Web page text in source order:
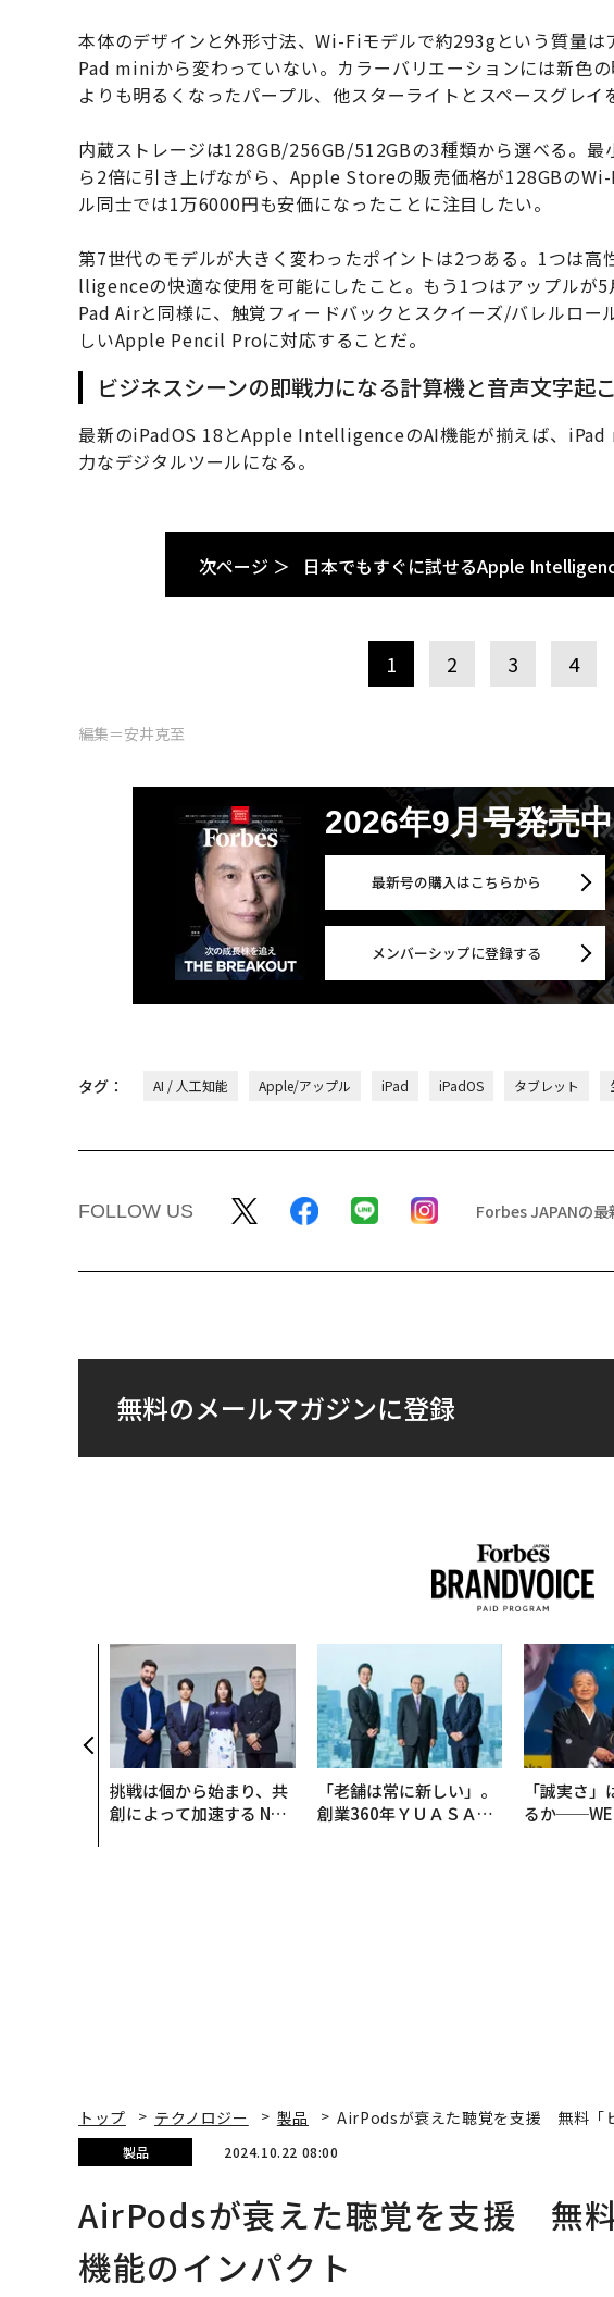
本体のデザインと外形寸法、Wi-Fiモデルで約293gという質量
Pad miniから変わっていない。カラーバリエーションには新色
よりも明るくなったパープル、他スターライトとスペースグレイ
内蔵ストレージは128GB/256GB/512GBの3種類から選べる。
ら2倍に引き上げながら、Apple Storeの販売価格が128GBの
ル同士では1万6000円も安価になったことに注目したい。
第7世代のモデルが大きく変わったポイントは2つある。1つは
lligenceの快適な使用を可能にしたこと。もう1つはアップルが
Pad Airと同様に、触覚フィードバックとスクイーズ/バレルロー
しいApple Pencil Proに対応することだ。
ビジネスシーンの即戦力になる計算機と音声文字起
最新のiPadOS 18とApple IntelligenceのAI機能が揃えば、iPad
力なデジタルツールになる。
次ページ ＞ 日本でもすぐに試せるApple
1 2 3 4
編集＝安井克至
2026年9月号発売中
最新号の購入はこちらから
メンバーシップに登録する
タグ： AI / 人工知能 Apple/アップル iPad iPadOS タブレット
FOLLOW US Forbes JAPANの最
無料のメールマガジンに登録
挑戦は個から始まり、共
創によって加速する NOR
「老舗は常に新しい」。
創業360年ＹＵＡＳＡと
「誠実さ
るか
トップ テクノロジー 製品 AirPodsが衰えた聴覚を支援 無料「
製品 2024.10.22 08:00
AirPodsが衰えた聴覚を支援 無料
機能のインパクト